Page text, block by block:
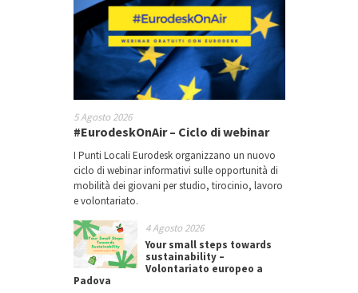
5 Agosto 2026
#EurodeskOnAir – Ciclo di webinar
I Punti Locali Eurodesk organizzano un nuovo
ciclo di webinar informativi sulle opportunità di
mobilità dei giovani per studio, tirocinio, lavoro
e volontariato.
4 Agosto 2026
Your small steps towards
sustainability –
Volontariato europeo a
Padova